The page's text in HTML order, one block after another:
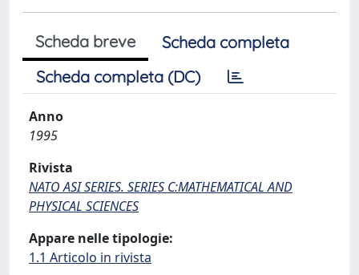
Scheda breve
Scheda completa
Scheda completa (DC)
Anno
1995
Rivista
NATO ASI SERIES. SERIES C:MATHEMATICAL AND
PHYSICAL SCIENCES
Appare nelle tipologie:
1.1 Articolo in rivista